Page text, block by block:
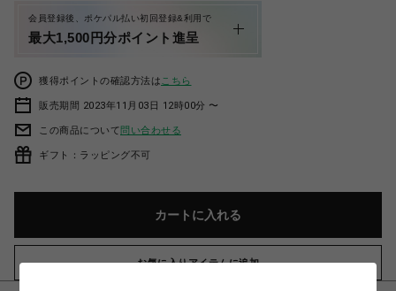
会員登録後、ポケパル払い初回登録&利用で
最大1,500円分ポイント進呈
獲得ポイントの確認方法は こちら
販売期間 2023年11月03日 12時00分 〜
この商品について問い合わせる
ギフト：ラッピング不可
カートに入れる
お気に入りアイテムに追加